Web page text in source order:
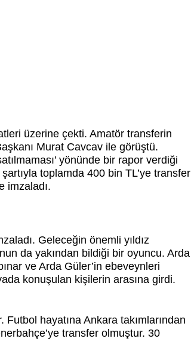
üzerine çekti. Amatör transferin
Murat Cavcav ile görüştü.
yönünde bir rapor verdiği
toplamda 400 bin TL’ye transfer
imzaladı.
Geleceğin önemli yıldız
da yakından bildiği bir oyuncu. Arda
ve Arda Güler’in ebeveynleri
konuşulan kişilerin arasına girdi.
hayatına Ankara takımlarından
transfer olmuştur. 30